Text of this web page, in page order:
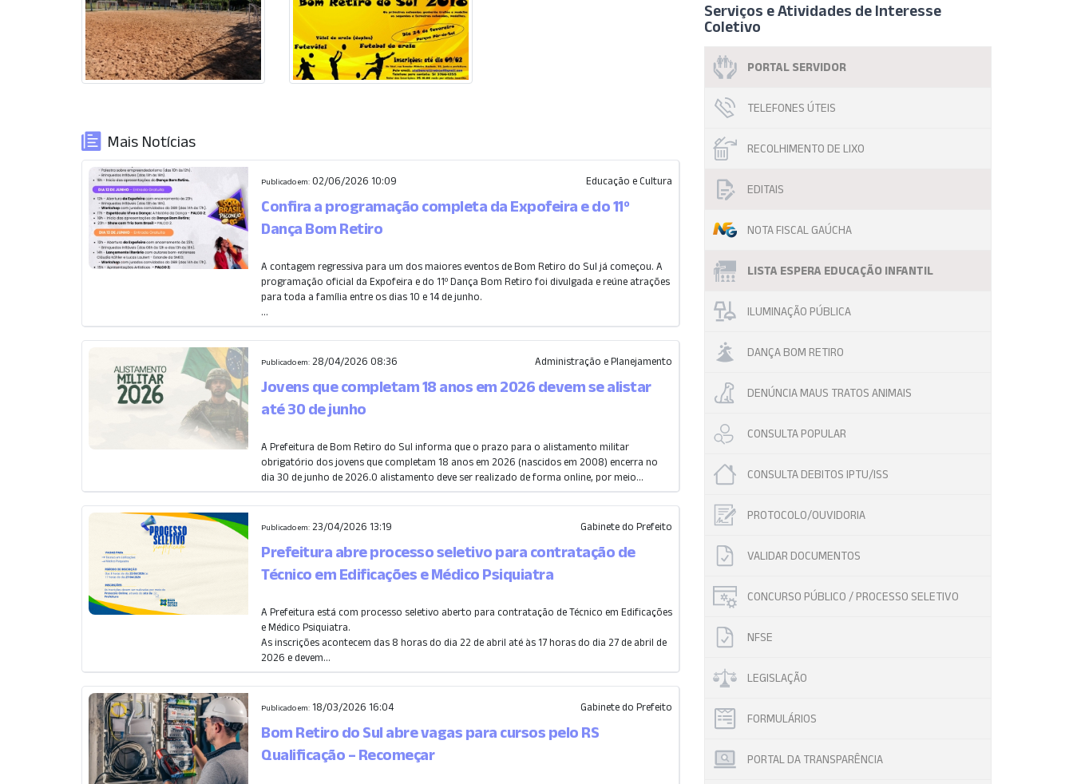
Mais Notícias
Publicado em: 02/06/2026 10:09 Educação e Cultura
Confira a programação completa da Expofeira e do 11º
Dança Bom Retiro
A contagem regressiva para um dos maiores eventos de Bom Retiro do Sul já começou. A
programação oficial da Expofeira e do 11º Dança Bom Retiro foi divulgada e reúne atrações
para toda a família entre os dias 10 e 14 de junho.
...
Publicado em: 28/04/2026 08:36 Administração e Planejamento
Jovens que completam 18 anos em 2026 devem se alistar
até 30 de junho
A Prefeitura de Bom Retiro do Sul informa que o prazo para o alistamento militar
obrigatório dos jovens que completam 18 anos em 2026 (nascidos em 2008) encerra no
dia 30 de junho de 2026.O alistamento deve ser realizado de forma online, por meio...
Publicado em: 23/04/2026 13:19 Gabinete do Prefeito
Prefeitura abre processo seletivo para contratação de
Técnico em Edificações e Médico Psiquiatra
A Prefeitura está com processo seletivo aberto para contratação de Técnico em Edificações
e Médico Psiquiatra.
As inscrições acontecem das 8 horas do dia 22 de abril até às 17 horas do dia 27 de abril de
2026 e devem...
Publicado em: 18/03/2026 16:04 Gabinete do Prefeito
Bom Retiro do Sul abre vagas para cursos pelo RS
Qualificação – Recomeçar
Serviços e Atividades de Interesse
Coletivo
PORTAL SERVIDOR
TELEFONES ÚTEIS
RECOLHIMENTO DE LIXO
EDITAIS
NOTA FISCAL GAÚCHA
LISTA ESPERA EDUCAÇÃO INFANTIL
ILUMINAÇÃO PÚBLICA
DANÇA BOM RETIRO
DENÚNCIA MAUS TRATOS ANIMAIS
CONSULTA POPULAR
CONSULTA DEBITOS IPTU/ISS
PROTOCOLO/OUVIDORIA
VALIDAR DOCUMENTOS
CONCURSO PÚBLICO / PROCESSO SELETIVO
NFSE
LEGISLAÇÃO
FORMULÁRIOS
PORTAL DA TRANSPARÊNCIA